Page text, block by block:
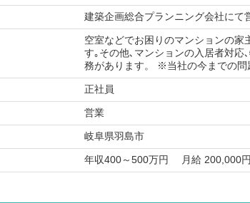
建築企画総合プランニング会社にて
空室などでお困りのマンションの
す｡その他､マンションの入居者対応
務があります。 ※当社の今までの問
正社員
営業
岐阜県羽島市
年収400～500万円 月給 200,000